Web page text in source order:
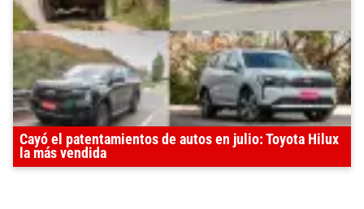
Cayó el patentamientos de autos en julio: Toyota Hilux
la más vendida